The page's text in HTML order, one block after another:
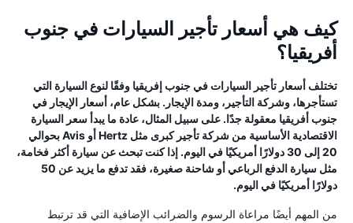
كيف هي أسعار تأجير السيارات في جنوب
أفريقيا؟
تختلف أسعار تأجير السيارات في جنوب إفريقيا وفقًا لنوع السيارة التي
تستأجرها، وشركة التأجير، ومدة الإيجار. بشكل عام، أسعار الإيجار في
جنوب أفريقيا معقولة جدًا. على سبيل المثال، عادة ما يبدأ سعر السيارة
الاقتصادية الأساسية من شركة تأجير كبرى مثل Hertz أو Avis بحوالي
20 إلى 30 دولارًا أمريكيًا في اليوم. إذا كنت تبحث عن سيارة أكثر فخامة،
مثل سيارة الدفع الرباعي أو شاحنة صغيرة، فقد تدفع ما يزيد عن 50
دولارًا أمريكيًا في اليوم.
من المهم أيضًا مراعاة الرسوم والضرائب الإضافية التي قد ترتبط